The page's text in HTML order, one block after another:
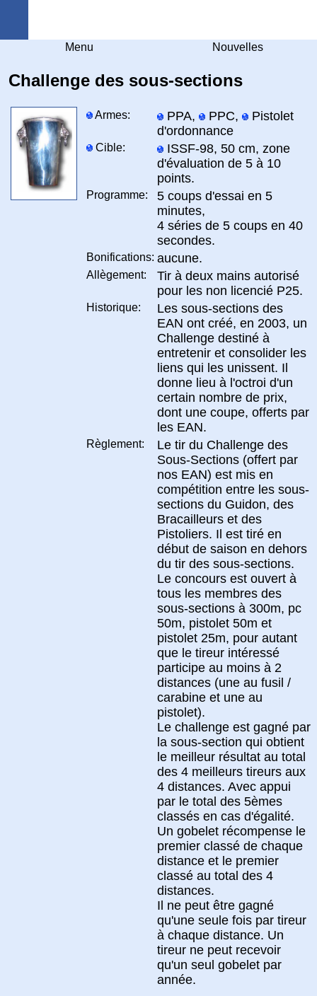
Menu Nouvelles
Challenge des sous-sections
Armes: PPA, PPC,
Pistolet
d'ordonnance
Cible:
ISSF-98, 50 cm, zone
d'évaluation de 5 à 10
points.
Programme:
5 coups d'essai en 5
minutes,
4 séries de 5 coups en 40
secondes.
Bonifications: aucune.
Allègement:
Tir à deux mains autorisé
pour les non licencié P25.
Historique:
Les sous-sections des
EAN ont créé, en 2003, un
Challenge destiné à
entretenir et consolider les
liens qui les unissent. Il
donne lieu à l'octroi d'un
certain nombre de prix,
dont une coupe, offerts par
les EAN.
Règlement:
Le tir du Challenge des
Sous-Sections (offert par
nos EAN) est mis en
compétition entre les sous-
sections du Guidon, des
Bracailleurs et des
Pistoliers. Il est tiré en
début de saison en dehors
du tir des sous-sections.
Le concours est ouvert à
tous les membres des
sous-sections à 300m, pc
50m, pistolet 50m et
pistolet 25m, pour autant
que le tireur intéressé
participe au moins à 2
distances (une au fusil /
carabine et une au
pistolet).
Le challenge est gagné par
la sous-section qui obtient
le meilleur résultat au total
des 4 meilleurs tireurs aux
4 distances. Avec appui
par le total des 5èmes
classés en cas d'égalité.
Un gobelet récompense le
premier classé de chaque
distance et le premier
classé au total des 4
distances.
Il ne peut être gagné
qu'une seule fois par tireur
à chaque distance. Un
tireur ne peut recevoir
qu'un seul gobelet par
année.